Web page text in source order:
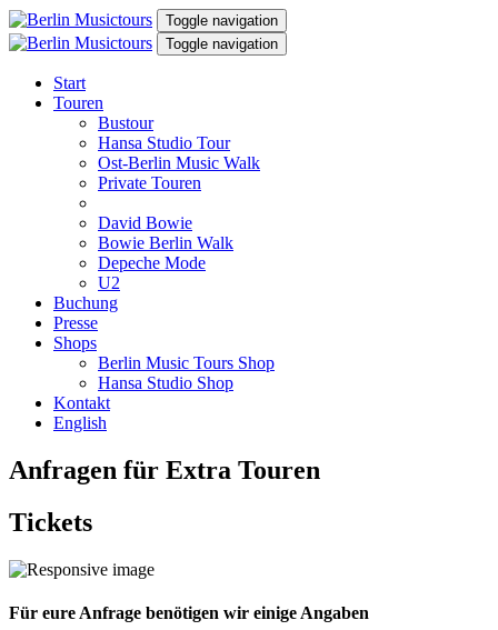
Toggle navigation
Toggle navigation
Start
Touren
Bustour
Hansa Studio Tour
Ost-Berlin Music Walk
Private Touren
David Bowie
Bowie Berlin Walk
Depeche Mode
U2
Buchung
Presse
Shops
Berlin Music Tours Shop
Hansa Studio Shop
Kontakt
English
Anfragen für Extra Touren
Tickets
Für eure Anfrage benötigen wir einige Angaben